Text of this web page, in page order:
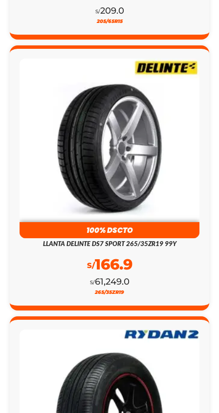
205/65R15
100% DSCTO
LLANTA DELINTE DS7 SPORT 265/35ZR19 99Y
61,249.0
166.9
265/35ZR19